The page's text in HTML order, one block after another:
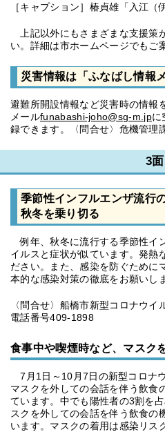
［キャプション］椿貞雄「入江（
上記以外にもさまざまな支援策
い。詳細は市ホームページでもご
災害情報は「ふなばし情報
避難所開設情報など災害時の情報
メールfunabashi-joho@sg-m.jpに
録できます。〈問合せ〉危機管
3面
季節性インフルエンザ流
秋冬を乗り切る
例年、秋冬に流行する季節性イ
イルスと症状が似ています。発熱
ださい。また、感染を防ぐために
本的な感染対策の徹底をお願いし
〈問合せ〉船橋市新型コロナウ
電話番号409-1898
食事中や喫煙時など、マスク
7月1日～10月7日の新型コロナ
マスクを外しての会話を伴う飲食
ています。中でも陽性者の3割を
スクを外しての会話を伴う飲食の
います。マスクの着用は感染リス